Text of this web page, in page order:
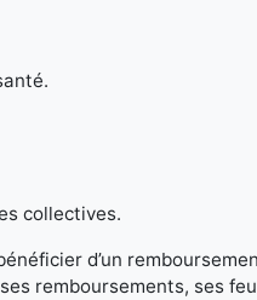
collectives.
d’un
remboursements, ses